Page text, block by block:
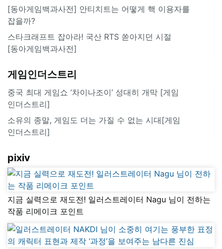
[동아게임백과사전] 안티치트는 어떻게 핵 이용자를
잡을까?
스타크래프트 잡아라! 국산 RTS 쏟아지던 시절
[동아게임백과사전]
게임인더스트리
중국 최대 게임쇼 ‘차이나조이’ 성대히 개막 [게임
인더스트리]
소유의 종말, 게임도 더는 가질 수 없는 시대[게임
인더스트리]
pixiv
지금 실력으로 재도전! 일러스트레이터 Nagu 님이 전하는
작품 리메이크 포인트